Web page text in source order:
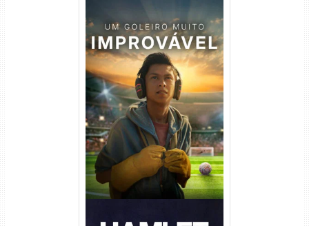
Um Goleiro Muito Improvável
Torrent (2026) WEB-DL 1080p
Dual Áudio